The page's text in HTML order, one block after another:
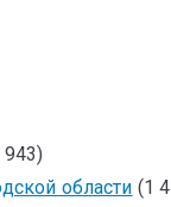
943)
области (1